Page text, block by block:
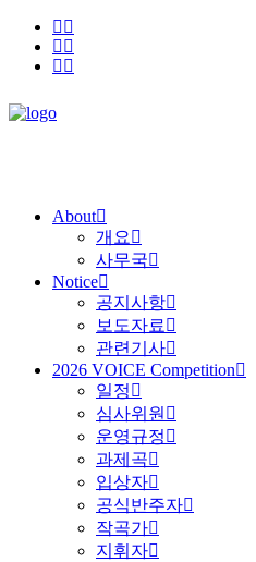
About
개요
사무국
Notice
공지사항
보도자료
관련기사
2026 VOICE Competition
일정
심사위원
운영규정
과제곡
입상자
공식반주자
작곡가
지휘자